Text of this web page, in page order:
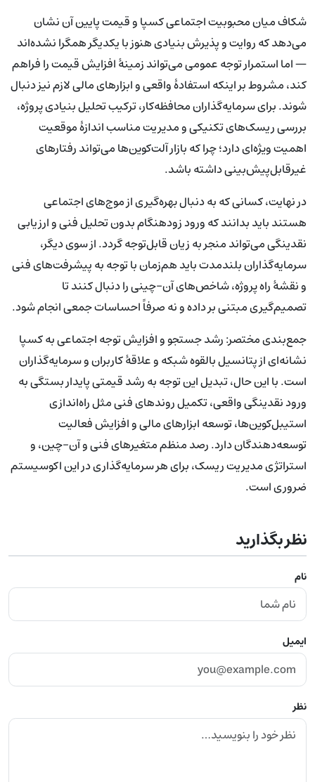
شکاف میان محبوبیت اجتماعی کسپا و قیمت پایین آن نشان
می‌دهد که روایت و پذیرش بنیادی هنوز با یکدیگر همگرا نشده‌اند
— اما استمرار توجه عمومی می‌تواند زمینهٔ افزایش قیمت را فراهم
کند، مشروط بر اینکه استفادهٔ واقعی و ابزارهای مالی لازم نیز دنبال
شوند. برای سرمایه‌گذاران محافظه‌کار، ترکیب تحلیل بنیادی پروژه،
بررسی ریسک‌های تکنیکی و مدیریت مناسب اندازهٔ موقعیت
اهمیت ویژه‌ای دارد؛ چرا که بازار آلت‌کوین‌ها می‌تواند رفتارهای
غیرقابل‌پیش‌بینی داشته باشد.
در نهایت، کسانی که به دنبال بهره‌گیری از موج‌های اجتماعی
هستند باید بدانند که ورود زودهنگام بدون تحلیل فنی و ارزیابی
نقدینگی می‌تواند منجر به زیان قابل‌توجه گردد. از سوی دیگر،
سرمایه‌گذاران بلندمدت باید هم‌زمان با توجه به پیشرفت‌های فنی
و نقشهٔ راه پروژه، شاخص‌های آن-چینی را دنبال کنند تا
تصمیم‌گیری‌ مبتنی بر داده و نه صرفاً احساسات جمعی انجام شود.
جمع‌بندی مختصر: رشد جستجو و افزایش توجه اجتماعی به کسپا
نشانه‌ای از پتانسیل بالقوه شبکه و علاقهٔ کاربران و سرمایه‌گذاران
است. با این حال، تبدیل این توجه به رشد قیمتی پایدار بستگی به
ورود نقدینگی واقعی، تکمیل روندهای فنی مثل راه‌اندازی
استیبل‌کوین‌ها، توسعه ابزارهای مالی و افزایش فعالیت
توسعه‌دهندگان دارد. رصد منظم متغیرهای فنی و آن-چین، و
استراتژی مدیریت ریسک، برای هر سرمایه‌گذاری در این اکوسیستم
ضروری است.
نظر بگذارید
نام
ایمیل
نظر